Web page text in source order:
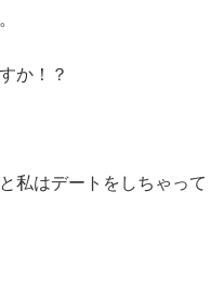
か！？
私はデートをしちゃって